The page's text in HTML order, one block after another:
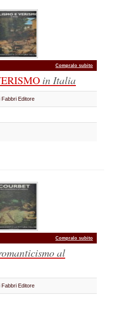
Compralo subito
in Italia
Fabbri Editore
Compralo subito
al
Fabbri Editore